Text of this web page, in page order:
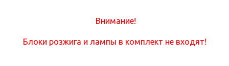
Внимание!
Блоки розжига и лампы в комплект не входят!